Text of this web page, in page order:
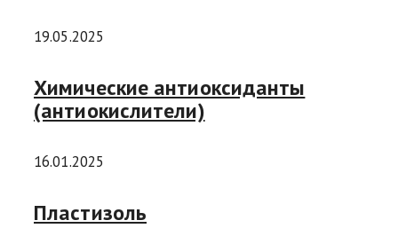
19.05.2025
Химические антиоксиданты
(антиокислители)
16.01.2025
Пластизоль